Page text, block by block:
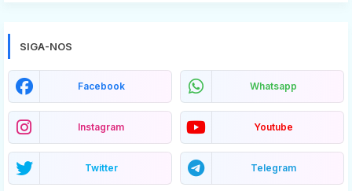
SIGA-NOS
Facebook Whatsapp
Instagram Youtube
Twitter Telegram